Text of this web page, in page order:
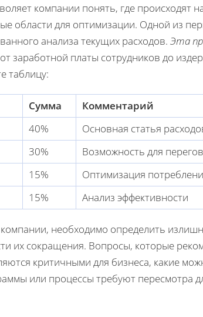
компании понять, где происходят
области для оптимизации. Одной из
анализа текущих расходов. Эта
заработной платы сотрудников до
таблицу:
Сумма
Комментарий
40%
Основная статья
30%
Возможность для
15%
Оптимизация
15% Анализ эффективности
необходимо определить
их сокращения. Вопросы, которые
критичными для бизнеса, какие
или процессы требуют пересмотра